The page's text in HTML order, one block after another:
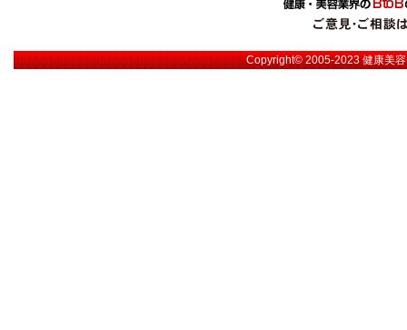
Copyright© 2005-2023健康美